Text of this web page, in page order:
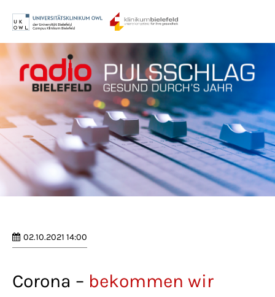
Login
Benutzername
Passwort
Anmelden
Lorem ipsum dolor sit amet:
02.10.2021 14:00
Corona – bekommen wir